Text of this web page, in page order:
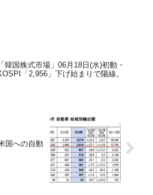
「韓国株式市場」06月18日(水)初動・
「2,956」下げ始まりで陽線。
国への自動